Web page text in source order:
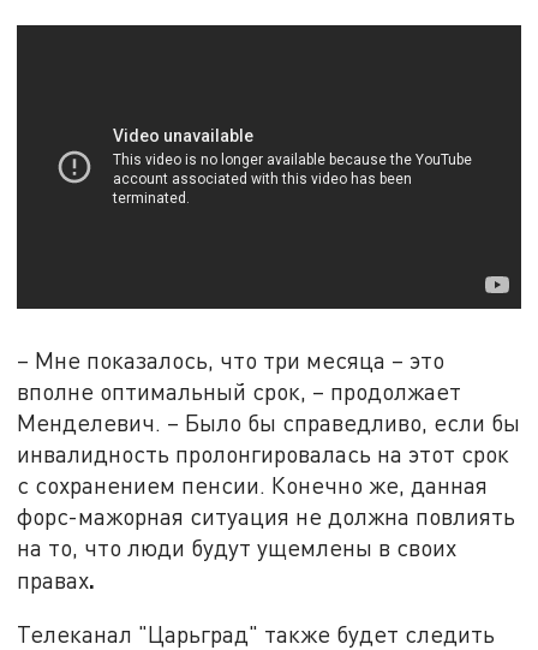
– Мне показалось, что три месяца – это
вполне оптимальный срок, – продолжает
Менделевич. – Было бы справедливо, если бы
инвалидность пролонгировалась на этот срок
с сохранением пенсии. Конечно же, данная
форс-мажорная ситуация не должна повлиять
на то, что люди будут ущемлены в своих
правах.
Телеканал "Царьград" также будет следить